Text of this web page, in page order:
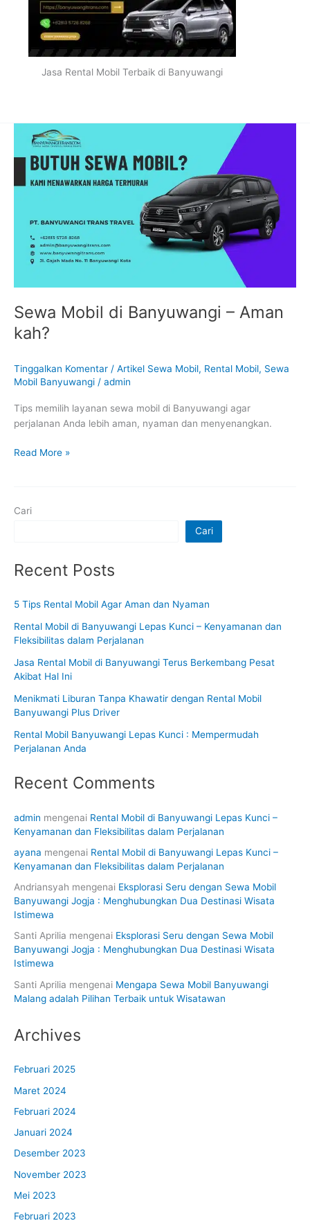
Jasa Rental Mobil Terbaik di Banyuwangi
Sewa Mobil di Banyuwangi – Aman
kah?
Tinggalkan Komentar / Artikel Sewa Mobil, Rental Mobil, Sewa
Mobil Banyuwangi / admin
Tips memilih layanan sewa mobil di Banyuwangi agar
perjalanan Anda lebih aman, nyaman dan menyenangkan.
Mobil
di
kah?
Read More »
Cari
Cari
Recent Posts
5 Tips Rental Mobil Agar Aman dan Nyaman
Rental Mobil di Banyuwangi Lepas Kunci – Kenyamanan dan
Fleksibilitas dalam Perjalanan
Jasa Rental Mobil di Banyuwangi Terus Berkembang Pesat
Akibat Hal Ini
Menikmati Liburan Tanpa Khawatir dengan Rental Mobil
Banyuwangi Plus Driver
Rental Mobil Banyuwangi Lepas Kunci : Mempermudah
Perjalanan Anda
Recent Comments
admin mengenai Rental Mobil di Banyuwangi Lepas Kunci –
Kenyamanan dan Fleksibilitas dalam Perjalanan
ayana mengenai Rental Mobil di Banyuwangi Lepas Kunci –
Kenyamanan dan Fleksibilitas dalam Perjalanan
Andriansyah mengenai Eksplorasi Seru dengan Sewa Mobil
Banyuwangi Jogja : Menghubungkan Dua Destinasi Wisata
Istimewa
Santi Aprilia mengenai Eksplorasi Seru dengan Sewa Mobil
Banyuwangi Jogja : Menghubungkan Dua Destinasi Wisata
Istimewa
Santi Aprilia mengenai Mengapa Sewa Mobil Banyuwangi
Malang adalah Pilihan Terbaik untuk Wisatawan
Archives
Februari 2025
Maret 2024
Februari 2024
Januari 2024
Desember 2023
November 2023
Mei 2023
Februari 2023